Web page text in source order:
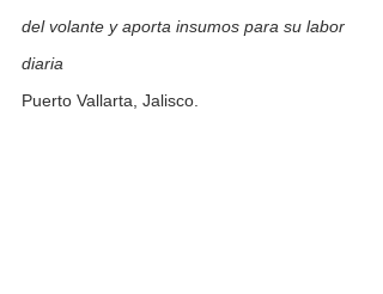
del volante y aporta insumos para su labor
diaria
Puerto Vallarta, Jalisco.